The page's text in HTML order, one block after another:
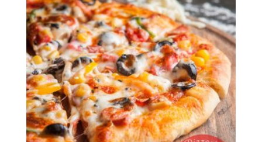
hasta
$12,79